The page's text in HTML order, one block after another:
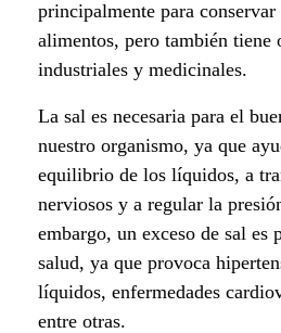
e
s
s
a
l
u
d
principalmente para
alimentos, pero también tiene
industriales y medicinales.
La sal es necesaria para el
nuestro organismo, ya que
equilibrio de los líquidos, a
nerviosos y a regular la
embargo, un exceso de sal es
salud, ya que provoca
líquidos, enfermedades
entre otras.